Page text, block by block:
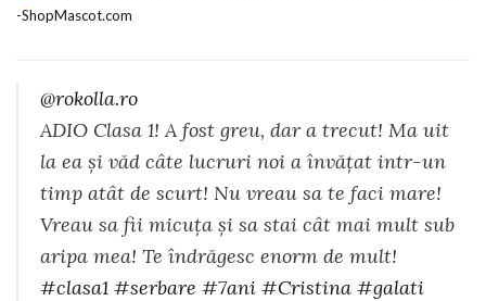
@rokolla.ro
ADIO Clasa 1! A fost greu, dar a trecut! Ma uit
la ea și văd câte lucruri noi a învățat intr-un
timp atât de scurt! Nu vreau sa te faci mare!
Vreau sa fii micuța și sa stai cât mai mult sub
aripa mea! Te îndrăgesc enorm de mult!
#clasa1 #serbare #7ani #Cristina #galati